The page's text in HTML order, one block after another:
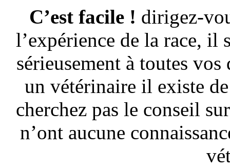
C’est facile ! dirigez-
l’expérience de la race, il
sérieusement à toutes
un vétérinaire il existe
cherchez pas le conseil
n’ont aucune